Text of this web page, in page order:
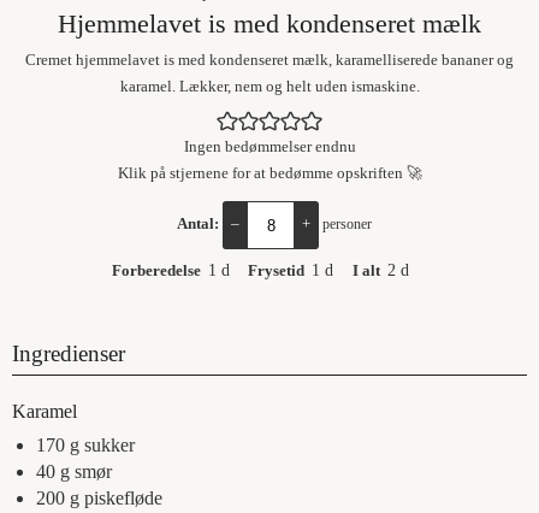
Hjemmelavet is med kondenseret mælk
Cremet hjemmelavet is med kondenseret mælk, karamelliserede bananer og
karamel. Lækker, nem og helt uden ismaskine.
Ingen bedømmelser endnu
Klik på stjernene for at bedømme opskriften 🚀
Antal: – + personer
Forberedelse 1 d Frysetid 1 d I alt 2 d
Ingredienser
Karamel
170 g sukker
40 g smør
200 g piskefløde